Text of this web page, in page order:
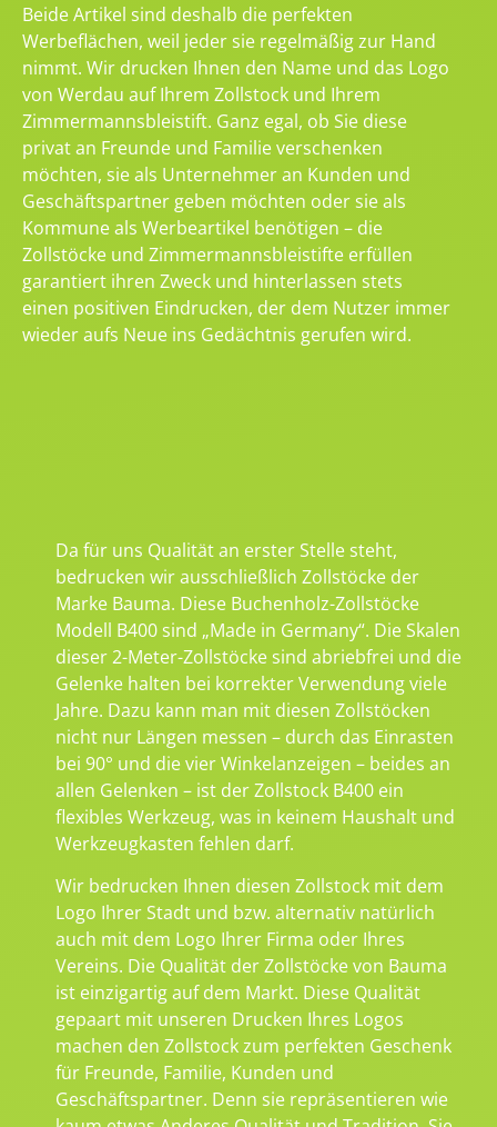
Beide Artikel sind deshalb die perfekten
Werbeflächen, weil jeder sie regelmäßig zur Hand
nimmt. Wir drucken Ihnen den Name und das Logo
von Werdau auf Ihrem Zollstock und Ihrem
Zimmermannsbleistift. Ganz egal, ob Sie diese
privat an Freunde und Familie verschenken
möchten, sie als Unternehmer an Kunden und
Geschäftspartner geben möchten oder sie als
Kommune als Werbeartikel benötigen – die
Zollstöcke und Zimmermannsbleistifte erfüllen
garantiert ihren Zweck und hinterlassen stets
einen positiven Eindrucken, der dem Nutzer immer
wieder aufs Neue ins Gedächtnis gerufen wird.
Da für uns Qualität an erster Stelle steht,
bedrucken wir ausschließlich Zollstöcke der
Marke Bauma. Diese Buchenholz-Zollstöcke
Modell B400 sind „Made in Germany“. Die Skalen
dieser 2-Meter-Zollstöcke sind abriebfrei und die
Gelenke halten bei korrekter Verwendung viele
Jahre. Dazu kann man mit diesen Zollstöcken
nicht nur Längen messen – durch das Einrasten
bei 90° und die vier Winkelanzeigen – beides an
allen Gelenken – ist der Zollstock B400 ein
flexibles Werkzeug, was in keinem Haushalt und
Werkzeugkasten fehlen darf.
Wir bedrucken Ihnen diesen Zollstock mit dem
Logo Ihrer Stadt und bzw. alternativ natürlich
auch mit dem Logo Ihrer Firma oder Ihres
Vereins. Die Qualität der Zollstöcke von Bauma
ist einzigartig auf dem Markt. Diese Qualität
gepaart mit unseren Drucken Ihres Logos
machen den Zollstock zum perfekten Geschenk
für Freunde, Familie, Kunden und
Geschäftspartner. Denn sie repräsentieren wie